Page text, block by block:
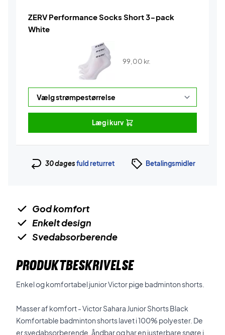
ZERV Performance Socks Short 3-pack
White
99,00 kr.
Læg i kurv
30 dagesfuld returret Betalingsmidler
God komfort
Enkelt design
Svedabsorberende
PRODUKTBESKRIVELSE
Enkel og komfortabel junior Victor pige badminton shorts.
Masser af komfort - Victor Sahara Junior Shorts Black
Komfortable badminton shorts lavet i 100% polyester. De
er svedabsorberende, åndbar og har en justerbare snøre i